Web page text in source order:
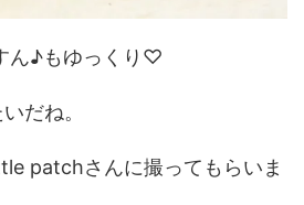
ん♪もゆっくり♡
だね。
patchさんに撮ってもらいま